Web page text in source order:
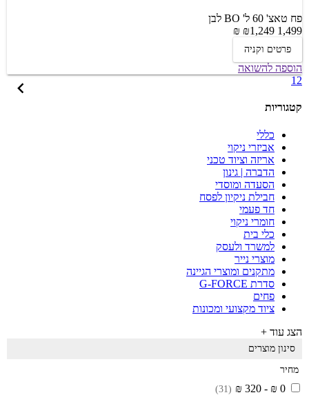
פח טאצ' 60 ל' BO לבן
1,499 ₪
1,249 ₪
פרטים וקניה
הוספה להשואה
1 2
קטגוריות
כללי
אביזרי ניקוי
אריזה וציוד טכני
הדברה | גינון
הסעדה ומוסדי
חבילת ניקיון לפסח
חד פעמי
חומרי ניקוי
כלי בית
למשרד ולעסק
מוצרי נייר
מתקנים ומוצרי הגיינה
סדרת G-FORCE
פחים
ציוד מקצועי ומכונות
הצג עוד +
סינון מוצרים
מחיר
0 ₪ - 320 ₪
(31)